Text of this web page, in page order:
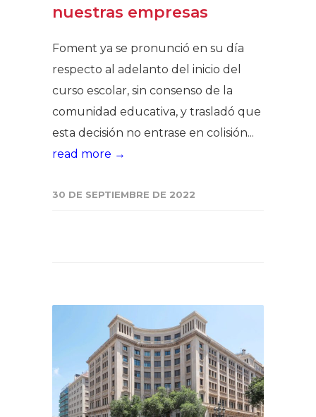
nuestras empresas
Foment ya se pronunció en su día
respecto al adelanto del inicio del
curso escolar, sin consenso de la
comunidad educativa, y trasladó que
esta decisión no entrase en colisión...
read more →
30 DE SEPTIEMBRE DE 2022